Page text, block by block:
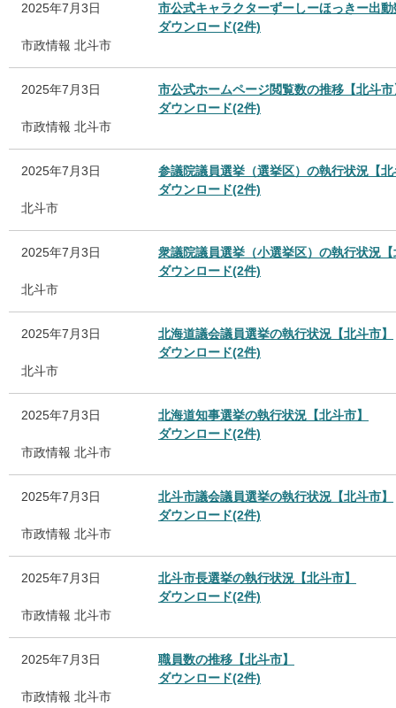
2025年7月3日
市公式キャラクターずーしーほっきー出
ダウンロード(2件)
市政情報 北斗市
2025年7月3日
市公式ホームページ閲覧数の推移【北斗市
ダウンロード(2件)
市政情報 北斗市
2025年7月3日
参議院議員選挙（選挙区）の執行状況【
ダウンロード(2件)
北斗市
2025年7月3日
衆議院議員選挙（小選挙区）の執行状況
ダウンロード(2件)
北斗市
2025年7月3日
北海道議会議員選挙の執行状況【北斗市】
ダウンロード(2件)
北斗市
2025年7月3日
北海道知事選挙の執行状況【北斗市】
ダウンロード(2件)
市政情報 北斗市
2025年7月3日
北斗市議会議員選挙の執行状況【北斗市】
ダウンロード(2件)
市政情報 北斗市
2025年7月3日
北斗市長選挙の執行状況【北斗市】
ダウンロード(2件)
市政情報 北斗市
2025年7月3日
職員数の推移【北斗市】
ダウンロード(2件)
市政情報 北斗市